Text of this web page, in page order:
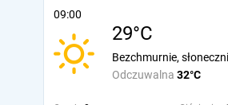
09:00
29°C
Odczuwalna 32°C
Bezchmurnie,